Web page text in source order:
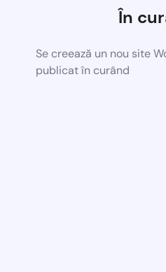
În
Se creează un nou site
publicat în curând